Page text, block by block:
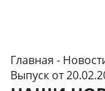
Главная -
Выпуск от